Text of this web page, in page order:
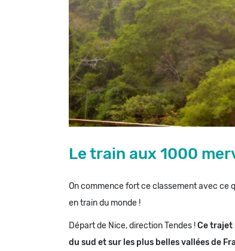
Le train aux 1000
On commence fort ce classement avec ce
en train du monde !
Départ de Nice, direction Tendes !Ce trajet
du sud et sur les plus belles vallées de